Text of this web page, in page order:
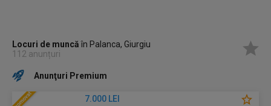
Locuri de muncăîn Palanca, Giurgiu
112 anunțuri
Anunţuri Premium
7.000 LEI